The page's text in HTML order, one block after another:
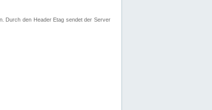
Durch den Header Etag sendet der Server